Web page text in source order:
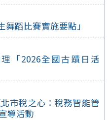
蹈比賽實施要點」
「2026全國古蹟日活
市稅之心：稅務智能管
導活動